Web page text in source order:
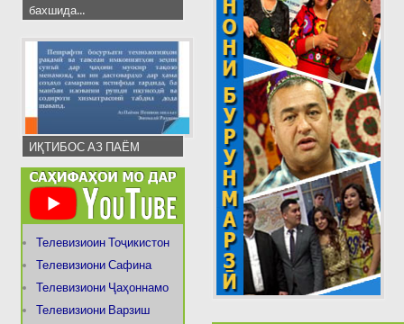
бахшида...
ИҚТИБОС АЗ ПАЁМ
Телевизиоин Тоҷикистон
Телевизиони Сафина
Телевизиони Ҷаҳоннамо
Телевизиони Варзиш